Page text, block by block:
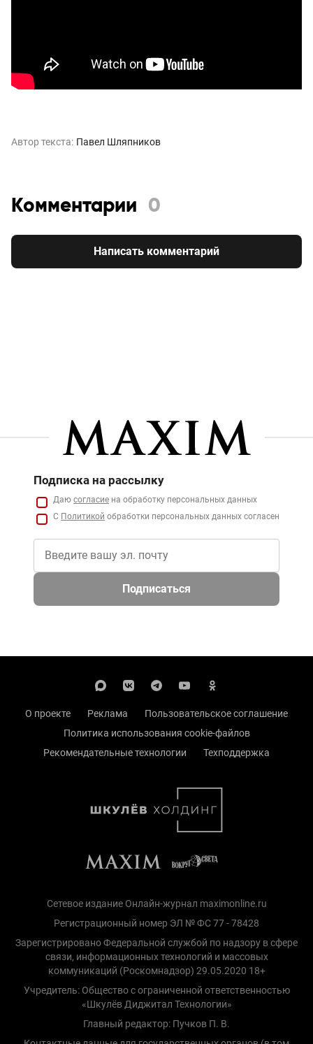
Автор текста: Павел Шляпников
Комментарии 0
Написать комментарий
Подписка на рассылку
Даю согласие на обработку персональных данных
С Политикой обработки персональных данных согласен
Подписаться
О проекте Реклама
Пользовательское соглашение
Политика использования cookie-файлов
Рекомендательные технологии
Техподдержка
Сетевое издание Онлайн-журнал maximonline.ru
Регистрационный номер ЭЛ № ФС 77 - 78428
Зарегистрировано Федеральной службой по надзору в сфере
связи, информационных технологий и массовых
коммуникаций (Роскомнадзор) 29.05.2020 18+
Учредитель: Общество с ограниченной ответственностью
«Шкулёв Диджитал Технологии»
Главный редактор: Пучков П. В.